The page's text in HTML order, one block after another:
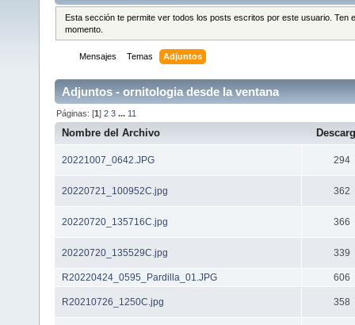
Esta sección te permite ver todos los posts escritos por este usuario.
momento.
Mensajes Temas Adjuntos
Adjuntos - ornitologia desde la ventana
Páginas: [1]2 3 ... 11
Nombre del Archivo
20221007_0642.JPG 294
20220721_100952C.jpg 362
20220720_135716C.jpg 366
20220720_135529C.jpg 339
R20220424_0595_Pardilla_01.JPG 606
R20210726_1250C.jpg 358